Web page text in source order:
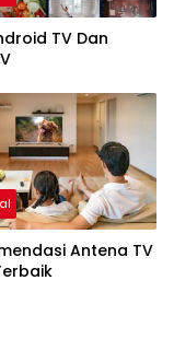
TV Dan
Antena TV